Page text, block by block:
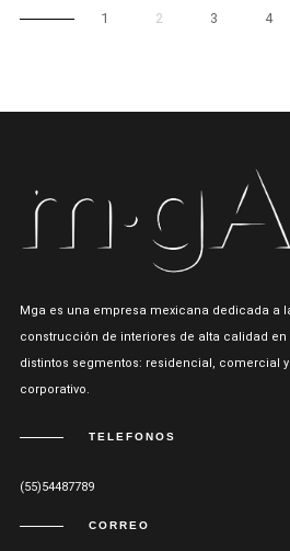
1 2 3 4
Mga es una empresa mexicana dedicada a
construcción de interiores de alta calidad en
distintos segmentos: residencial, comercial y
corporativo.
TELEFONOS
(55)54487789
CORREO